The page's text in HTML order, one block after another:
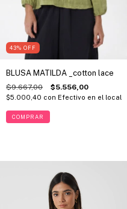
43% OFF
BLUSA MATILDA _cotton lace
$9.667,00 $5.556,00
$5.000,40 con Efectivo en el local
COMPRAR